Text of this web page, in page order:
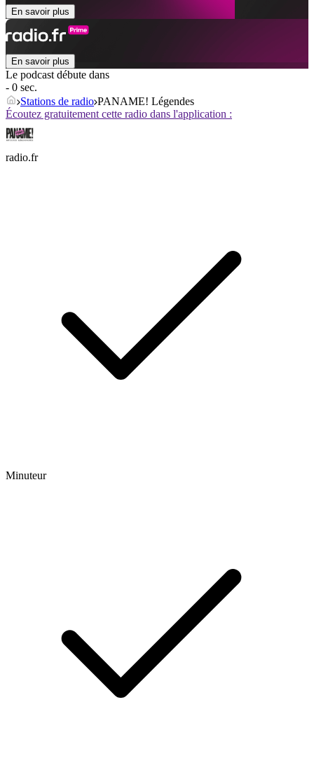
En savoir plus
En savoir plus
Le podcast débute dans
- 0 sec.
Stations de radio PANAME! Légendes
Écoutez gratuitement cette radio dans l'application :
radio.fr
Minuteur